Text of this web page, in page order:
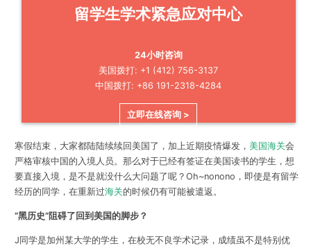
留学生学术紧急应对中心
24小时咨询
美国拨打: +1 (412) 756-3137
中国拨打: +86 191-2318-4284
立即在线咨询 >
寒假结束，大家都陆陆续续回美国了，加上近期疫情爆发， 美国海关会
严格审核中国的入境人员。那么对于已经有签证在美国读书的学生，想
要直接入境，是不是就没什么大问题了呢？Oh~nonono，即使是有留学
经历的同学，在重新过海关的时候仍有可能被遣返。
“黑历史”阻碍了回到美国的脚步？
J同学是加州某大学的学生，在校无不良学术记录，成绩虽不是特别优